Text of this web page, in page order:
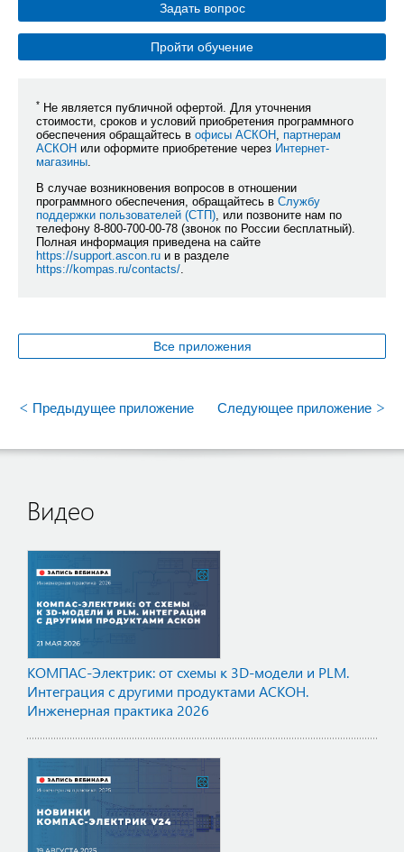
Задать вопрос
Пройти обучение
* Не является публичной офертой. Для уточнения
стоимости, сроков и условий приобретения программного
обеспечения обращайтесь в офисы АСКОН партнерам
АСКОН или оформите приобретение через Интернет-
магазины
В случае возникновения вопросов в отношении
программного обеспечения, обращайтесь в Службу
поддержки пользователей (СТП) , или позвоните нам по
телефону 8-800-700-00-78 (звонок по России бесплатный).
Полная информация приведена на сайте
https://support.ascon.ru и в разделе
https://kompas.ru/contacts/
Все приложения
< Предыдущее приложение Следующее приложение >
Видео
КОМПАС-Электрик: от схемы к 3D-модели и PLM.
Интеграция с другими продуктами АСКОН.
Инженерная практика 2026